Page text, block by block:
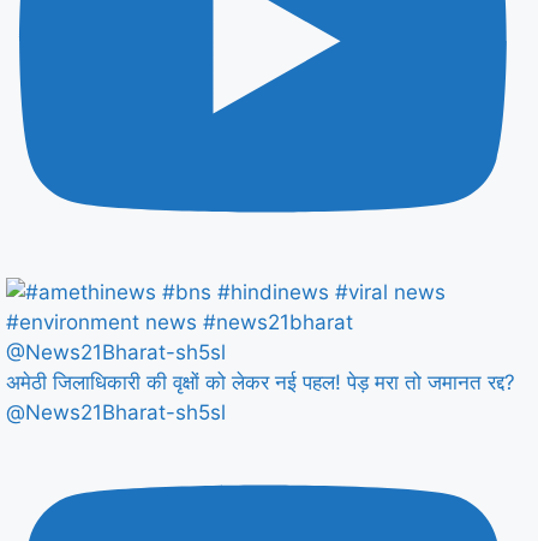
अमेठी जिलाधिकारी की वृक्षों को लेकर नई पहल! पेड़ मरा तो जमानत रद्द?
@News21Bharat-sh5sl